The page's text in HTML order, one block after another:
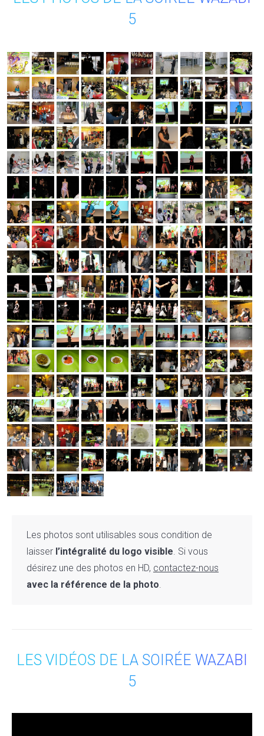
5
Les photos sont utilisables sous condition de
laisser l’intégralité du logo visible. Si vous
désirez une des photos en HD, contactez-nous
avec la référence de la photo.
LES VIDÉOS DE LA SOIRÉE WAZABI
5